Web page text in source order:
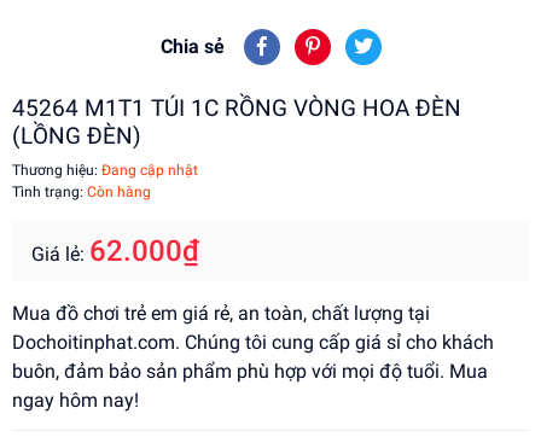
Chia sẻ
45264 M1T1 TÚI 1C RỒNG VÒNG HOA ĐÈN
(LỒNG ĐÈN)
Thương hiệu: Đang cập nhật
Tình trạng: Còn hàng
Giá lẻ: 62.000₫
Mua đồ chơi trẻ em giá rẻ, an toàn, chất lượng tại
Dochoitinphat.com. Chúng tôi cung cấp giá sỉ cho khách
buôn, đảm bảo sản phẩm phù hợp với mọi độ tuổi. Mua
ngay hôm nay!